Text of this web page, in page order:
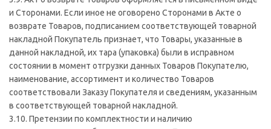
и Сторонами. Если иное не оговорено Сторонами в Акте о
возврате Товаров, подписанием соответствующей товарной
накладной Покупатель признает, что Товары, указанные в
данной накладной, их тара (упаковка) были в исправном
состоянии в момент отгрузки данных Товаров Покупателю,
наименование, ассортимент и количество Товаров
соответствовали Заказу Покупателя и сведениям, указанным
в соответствующей товарной накладной.
3.10. Претензии по комплектности и наличию